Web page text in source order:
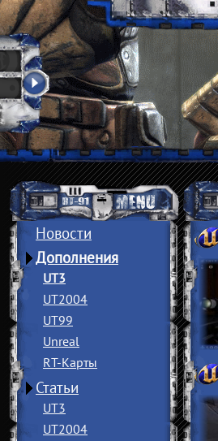
Новости
Дополнения
UT3
UT2004
UT99
Unreal
RT-Карты
Статьи
UT3
UT2004